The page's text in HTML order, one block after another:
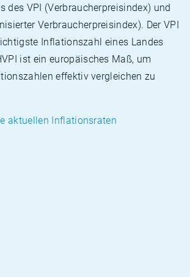
des VPI (Verbraucherpreisindex) und
Verbraucherpreisindex). Der VPI
Inflationszahl eines Landes
ist ein europäisches Maß, um
effektiv vergleichen zu
aktuellen Inflationsraten